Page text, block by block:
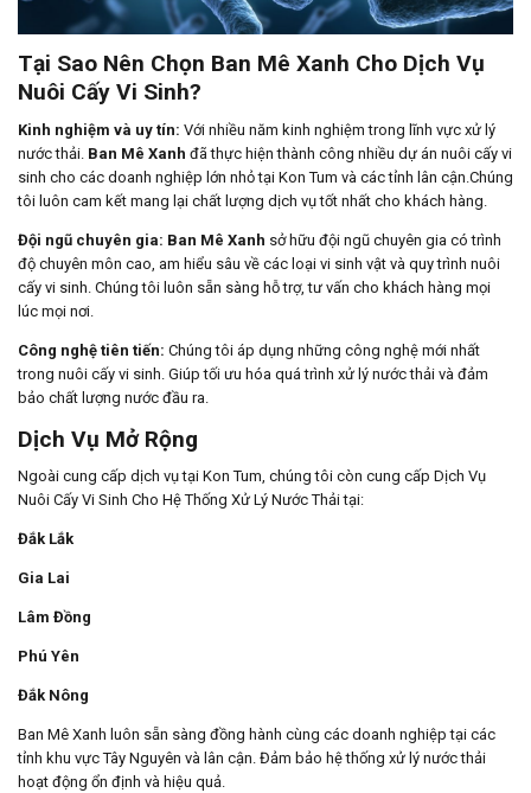
Tại Sao Nên Chọn Ban Mê Xanh Cho Dịch Vụ
Nuôi Cấy Vi Sinh?
Kinh nghiệm và uy tín: Với nhiều năm kinh nghiệm trong lĩnh vực xử lý
nước thải. Ban Mê Xanh đã thực hiện thành công nhiều dự án nuôi cấy vi
sinh cho các doanh nghiệp lớn nhỏ tại Kon Tum và các tỉnh lân cận.Chúng
tôi luôn cam kết mang lại chất lượng dịch vụ tốt nhất cho khách hàng.
Đội ngũ chuyên gia: Ban Mê Xanh sở hữu đội ngũ chuyên gia có trình
độ chuyên môn cao, am hiểu sâu về các loại vi sinh vật và quy trình nuôi
cấy vi sinh. Chúng tôi luôn sẵn sàng hỗ trợ, tư vấn cho khách hàng mọi
lúc mọi nơi.
Công nghệ tiên tiến: Chúng tôi áp dụng những công nghệ mới nhất
trong nuôi cấy vi sinh. Giúp tối ưu hóa quá trình xử lý nước thải và đảm
bảo chất lượng nước đầu ra.
Dịch Vụ Mở Rộng
Ngoài cung cấp dịch vụ tại Kon Tum, chúng tôi còn cung cấp Dịch Vụ
Nuôi Cấy Vi Sinh Cho Hệ Thống Xử Lý Nước Thải tại:
Đắk Lắk
Gia Lai
Lâm Đồng
Phú Yên
Đắk Nông
Ban Mê Xanh luôn sẵn sàng đồng hành cùng các doanh nghiệp tại các
tỉnh khu vực Tây Nguyên và lân cận. Đảm bảo hệ thống xử lý nước thải
hoạt động ổn định và hiệu quả.